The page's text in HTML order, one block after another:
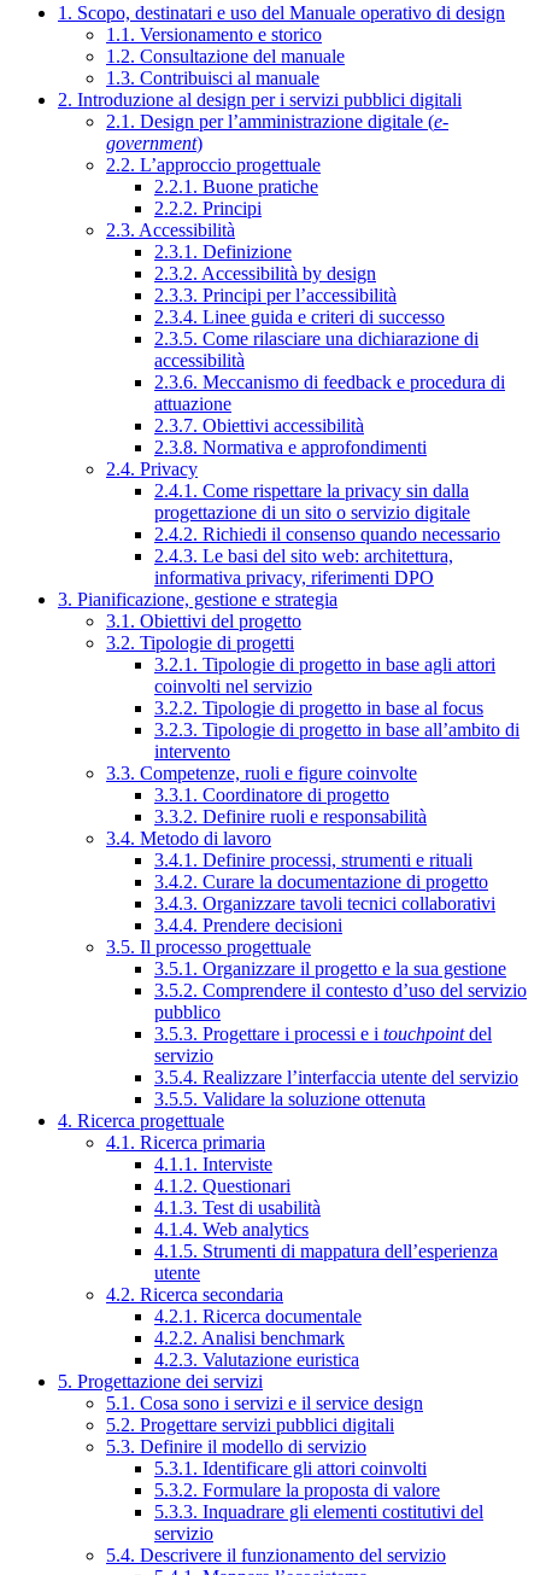
1. Scopo, destinatari e uso del Manuale operativo di design
1.1. Versionamento e storico
1.2. Consultazione del manuale
1.3. Contribuisci al manuale
2. Introduzione al design per i servizi pubblici digitali
2.1. Design per l’amministrazione digitale (e-
government)
2.2. L’approccio progettuale
2.2.1. Buone pratiche
2.2.2. Principi
2.3. Accessibilità
2.3.1. Definizione
2.3.2. Accessibilità by design
2.3.3. Principi per l’accessibilità
2.3.4. Linee guida e criteri di successo
2.3.5. Come rilasciare una dichiarazione di
accessibilità
2.3.6. Meccanismo di feedback e procedura di
attuazione
2.3.7. Obiettivi accessibilità
2.3.8. Normativa e approfondimenti
2.4. Privacy
2.4.1. Come rispettare la privacy sin dalla
progettazione di un sito o servizio digitale
2.4.2. Richiedi il consenso quando necessario
2.4.3. Le basi del sito web: architettura,
informativa privacy, riferimenti DPO
3. Pianificazione, gestione e strategia
3.1. Obiettivi del progetto
3.2. Tipologie di progetti
3.2.1. Tipologie di progetto in base agli attori
coinvolti nel servizio
3.2.2. Tipologie di progetto in base al focus
3.2.3. Tipologie di progetto in base all’ambito di
intervento
3.3. Competenze, ruoli e figure coinvolte
3.3.1. Coordinatore di progetto
3.3.2. Definire ruoli e responsabilità
3.4. Metodo di lavoro
3.4.1. Definire processi, strumenti e rituali
3.4.2. Curare la documentazione di progetto
3.4.3. Organizzare tavoli tecnici collaborativi
3.4.4. Prendere decisioni
3.5. Il processo progettuale
3.5.1. Organizzare il progetto e la sua gestione
3.5.2. Comprendere il contesto d’uso del servizio
pubblico
3.5.3. Progettare i processi e i touchpointdel
servizio
3.5.4. Realizzare l’interfaccia utente del servizio
3.5.5. Validare la soluzione ottenuta
4. Ricerca progettuale
4.1. Ricerca primaria
4.1.1. Interviste
4.1.2. Questionari
4.1.3. Test di usabilità
4.1.4. Web analytics
4.1.5. Strumenti di mappatura dell’esperienza
utente
4.2. Ricerca secondaria
4.2.1. Ricerca documentale
4.2.2. Analisi benchmark
4.2.3. Valutazione euristica
5. Progettazione dei servizi
5.1. Cosa sono i servizi e il service design
5.2. Progettare servizi pubblici digitali
5.3. Definire il modello di servizio
5.3.1. Identificare gli attori coinvolti
5.3.2. Formulare la proposta di valore
5.3.3. Inquadrare gli elementi costitutivi del
servizio
5.4. Descrivere il funzionamento del servizio